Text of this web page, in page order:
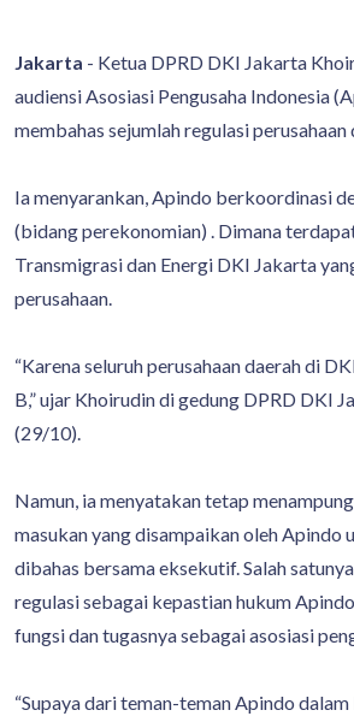
Jakarta - Ketua DPRD DKI Jakarta
audiensi Asosiasi Pengusaha Indonesia
membahas sejumlah regulasi perusahaan
Ia menyarankan, Apindo berkoordinasi
(bidang perekonomian) . Dimana
Transmigrasi dan Energi DKI Jakarta
perusahaan.
“Karena seluruh perusahaan daerah di
B,” ujar Khoirudin di gedung DPRD DKI
(29/10).
Namun, ia menyatakan tetap
masukan yang disampaikan oleh Apindo
dibahas bersama eksekutif. Salah
regulasi sebagai kepastian hukum
fungsi dan tugasnya sebagai asosiasi
“Supaya dari teman-teman Apindo dalam